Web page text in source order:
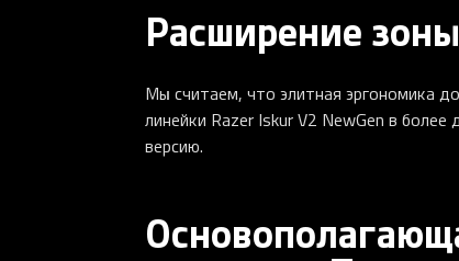
Расширение
Мы считаем, что элитная эргономика
линейки Razer Iskur V2 NewGen в
версию.